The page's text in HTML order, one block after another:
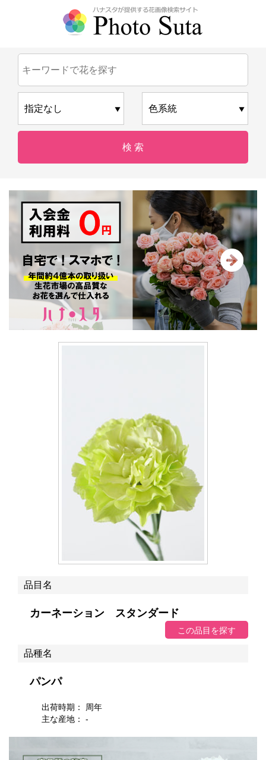
品目名
カーネーション スタンダード
品種名
パンパ
出荷時期： 周年
主な産地： -